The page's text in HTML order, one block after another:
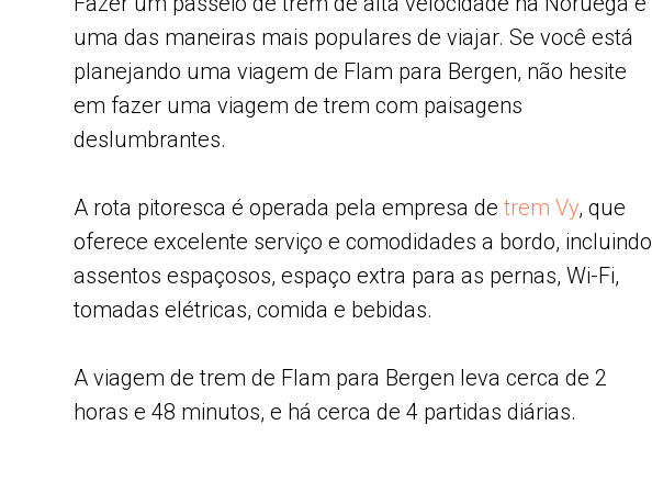
uma das maneiras mais populares de viajar. Se você está
planejando uma viagem de Flam para Bergen, não hesite
em fazer uma viagem de trem com paisagens
deslumbrantes.
A rota pitoresca é operada pela empresa detrem Vy, que
oferece excelente serviço e comodidades a bordo, incluindo
assentos espaçosos, espaço extra para as pernas, Wi-Fi,
tomadas elétricas, comida e bebidas.
A viagem de trem de Flam para Bergen leva cerca de 2
horas e 48 minutos, e há cerca de 4 partidas diárias.